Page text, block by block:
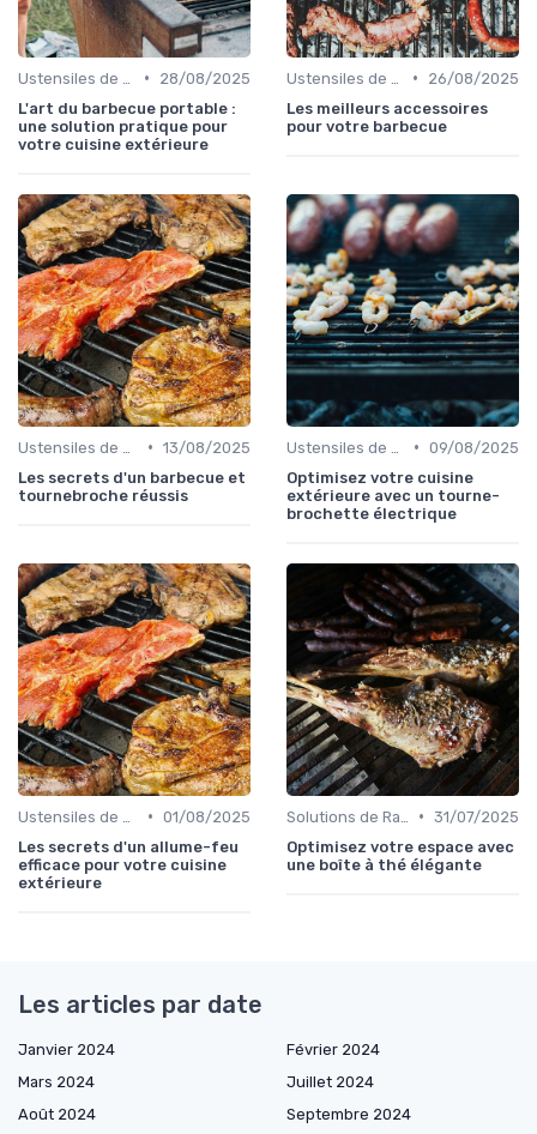
•
28/08/2025
L'art du barbecue portable :
une solution pratique pour
votre cuisine extérieure
•
26/08/2025
Les meilleurs accessoires
pour votre barbecue
• 13/08/2025
Les secrets d'un barbecue et
tournebroche réussis
• 09/08/2025
Optimisez votre cuisine
extérieure avec un tourne-
brochette électrique
• 01/08/2025
Les secrets d'un allume-feu
efficace pour votre cuisine
extérieure
• 31/07/2025
Optimisez votre espace avec
une boîte à thé élégante
Les articles par date
Janvier 2024
Février 2024
Mars 2024
Juillet 2024
Août 2024
Septembre 2024